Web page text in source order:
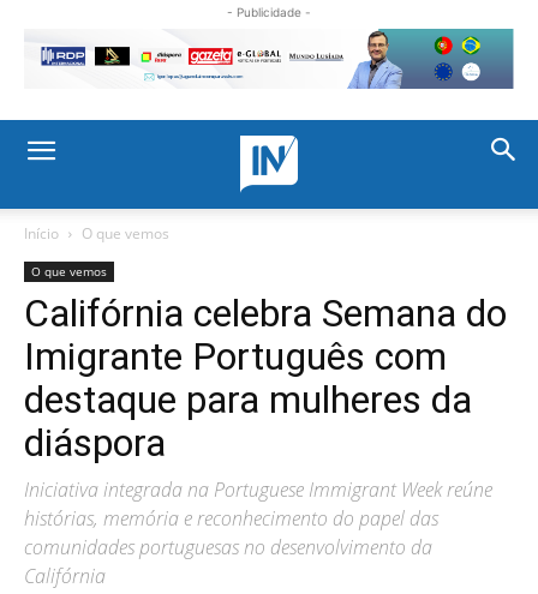
- Publicidade -
Início O que vemos
O que vemos
Califórnia celebra Semana do
Imigrante Português com
destaque para mulheres da
diáspora
Iniciativa integrada na Portuguese Immigrant Week reúne
histórias, memória e reconhecimento do papel das
comunidades portuguesas no desenvolvimento da
Califórnia